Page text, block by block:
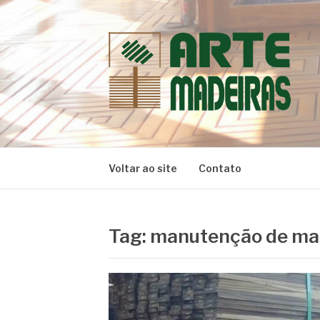
Pular
conteúdo
BLOG | ARTE
Dicas e Novidades sobre Madeiras
Voltar ao site Contato
Tag: manutenção de